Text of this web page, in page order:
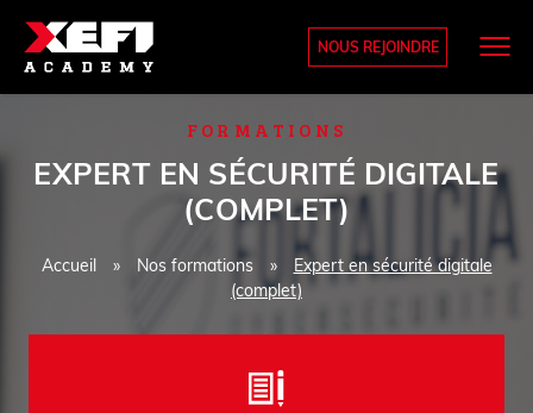
NOUS REJOINDRE
FORMATIONS
EXPERT EN SÉCURITÉ DIGITALE
(COMPLET)
Accueil » Nos formations »
Expert en sécurité digitale
(complet)